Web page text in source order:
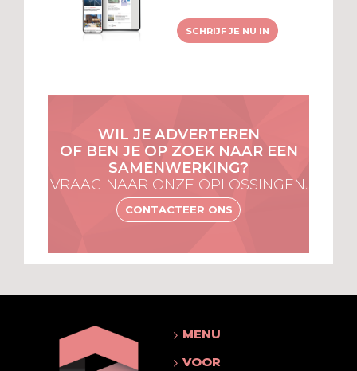
SCHRIJF JE NU IN
WIL JE ADVERTEREN
OF BEN JE OP ZOEK NAAR EEN
SAMENWERKING?
VRAAG NAAR ONZE OPLOSSINGEN.
CONTACTEER ONS
MENU
VOOR